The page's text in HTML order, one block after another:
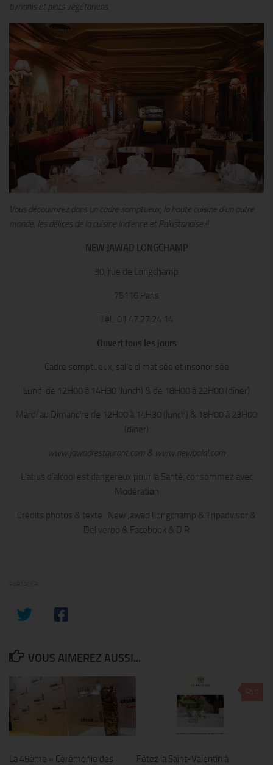
byrianis et plats végétariens.
Vous découvrirez dans un cadre somptueux, la haute cuisine d’un autre
monde, les délices de la cuisine Indienne et Pakistanaise !!
NEW JAWAD LONGCHAMP
30, rue de Longchamp
75116 Paris
Tél.: 01.47.27.24.14
Ouvert tous les jours
Cadre somptueux, salle climatisée et insonorisée
Lundi de 12H00 à 14H30 (lunch) & de 18H00 à 22H00 (dîner)
Mardi au Dimanche de 12H00 à 14H30 (lunch) & 18H00 à 23H00
(dîner)
www.jawadrestaurant.com & www.newbalal.com
L’abus d’alcool est dangereux pour la Santé, consommez avec
Modération
Crédits photos & texte : New Jawad Longchamp & Tripadvisor &
Deliveroo & Facebook & D.R
VOUS AIMEREZ AUSSI...
La 45ème « Cérémonie des
Fêtez la Saint-Valentin à